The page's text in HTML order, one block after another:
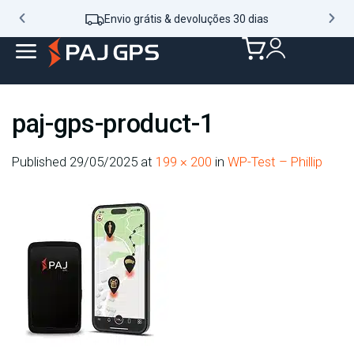
Envio grátis & devoluções 30 dias
paj-gps-product-1
Published 29/05/2025 at 199 × 200 in WP-Test – Phillip